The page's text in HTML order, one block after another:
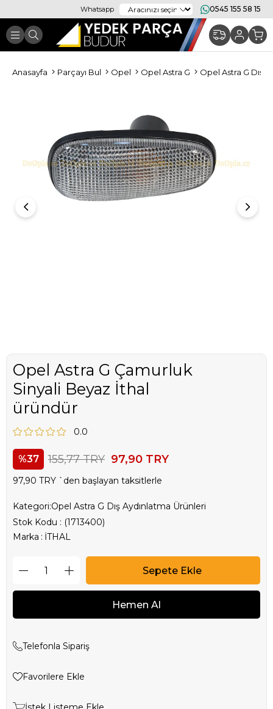
Whatsapp 0545 155 58 15
Anasayfa Parçayı Bul Opel Opel Astra G Opel Astra G Dış
Opel Astra G Çamurluk
Sinyali Beyaz İthal
üründür
0.0
37 155,77 TRY 97,90 TRY
97,90 TRY `den başlayan taksitlerle
Kategori:Opel Astra G Dış Aydınlatma Ürünleri
Stok Kodu
(1713400)
Marka : İTHAL
Telefonla Sipariş
Favorilere Ekle